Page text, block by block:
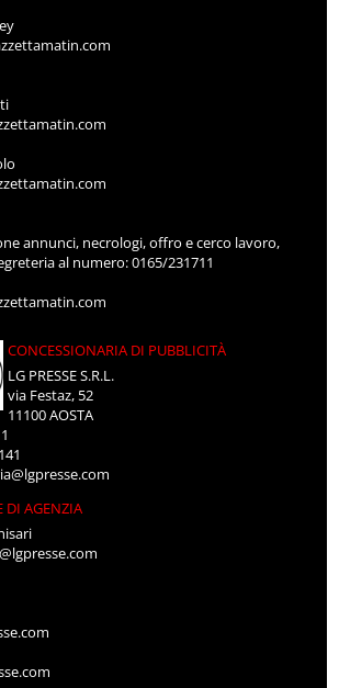
annunci, necrologi, offro e cerco lavoro,
al numero: 0165/231711
CONCESSIONARIA DI PUBBLICITÀ
LG PRESSE S.R.L.
via Festaz, 52
11100 AOSTA
DI AGENZIA